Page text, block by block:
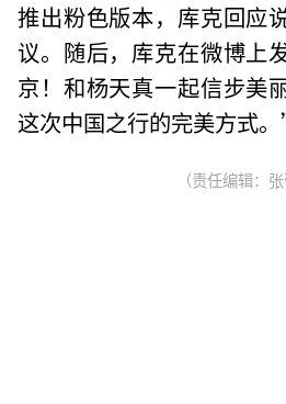
推出粉色版本，库克回应
议。随后，库克在微博上
京！和杨天真一起信步美
这次中国之行的完美方式。
（责任编辑：张